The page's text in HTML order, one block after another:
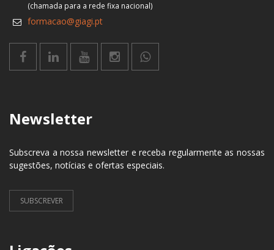
(chamada para a rede fixa nacional)
formacao@giagi.pt
Newsletter
Subscreva a nossa newsletter e receba regularmente as nossas
sugestões, notícias e ofertas especiais.
SUBSCREVER